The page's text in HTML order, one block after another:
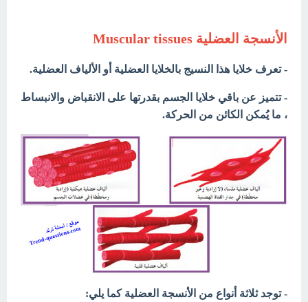
الأنسجة العضلية Muscular tissues
- تعرف خلايا هذا النسيج بالخلايا العضلية أو الألياف العضلية.
- تتميز عن باقي خلايا الجسم بقدرتها على الانقباض والانبساط
، ما يُمكن الكائن من الحركة.
- توجد ثلاثة أنواع من الأنسجة العضلية كما يلي: